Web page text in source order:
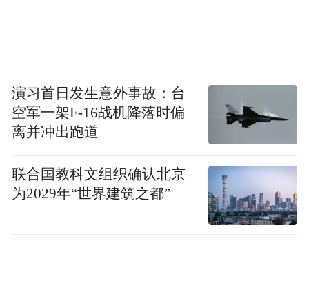
演习首日发生意外事故：台
空军一架F-16战机降落时偏
离并冲出跑道
联合国教科文组织确认北京
为2029年“世界建筑之都”